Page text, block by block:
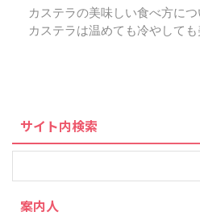
カステラの美味しい食べ方につ
カステラは温めても冷やしても
サイト内検索
案内人